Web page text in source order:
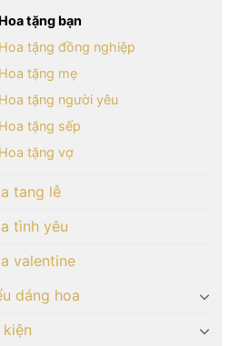
Hoa tặng bạn
Hoa tặng đồng nghiệp
Hoa tặng mẹ
Hoa tặng người yêu
Hoa tặng sếp
Hoa tặng vợ
tang lễ
tình yêu
valentine
dáng hoa
kiện